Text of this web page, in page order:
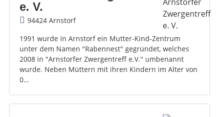
e. V.
94424 Arnstorf
1991 wurde in Arnstorf ein Mutter-Kind-Zentrum
unter dem Namen "Rabennest" gegründet, welches
2008 in "Arnstorfer Zwergentreff e.V." umbenannt
wurde. Neben Müttern mit ihren Kindern im Alter von
0…